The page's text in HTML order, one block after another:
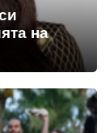
на